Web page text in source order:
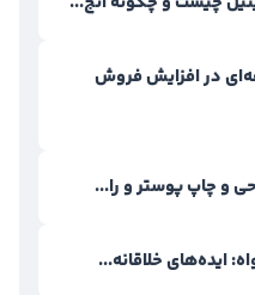
در افزایش فروش
ایده‌های خلاقانه...